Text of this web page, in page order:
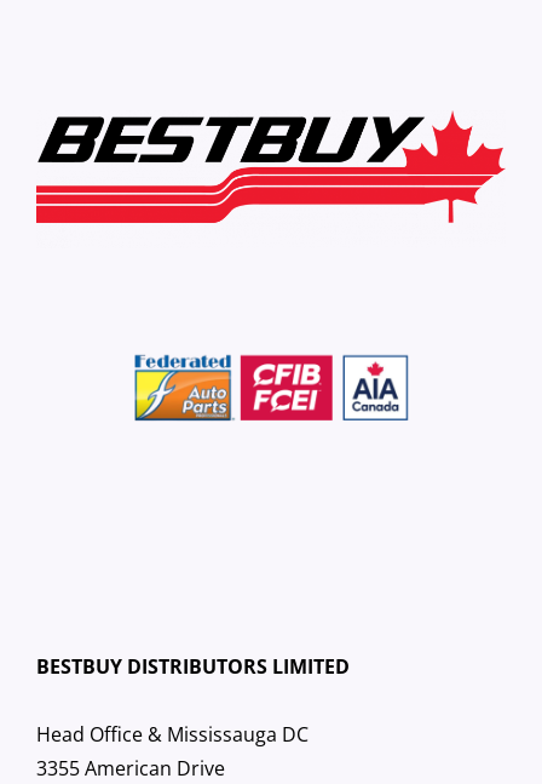
BESTBUY DISTRIBUTORS LIMITED
Head Office & Mississauga DC
3355 American Drive